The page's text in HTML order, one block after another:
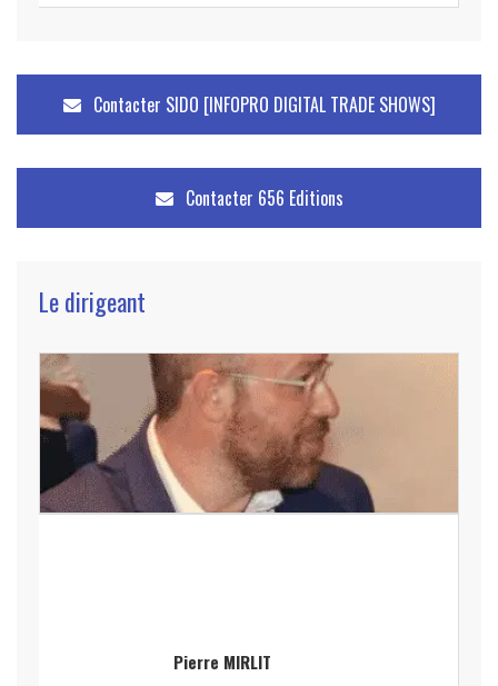
Contacter SIDO [INFOPRO DIGITAL TRADE SHOWS]
Contacter 656 Editions
Le dirigeant
Pierre MIRLIT